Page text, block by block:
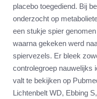
placebo toegediend. Bij
onderzocht op
een stukje spier
waarna gekeken werd
spiervezels. Er bleek
controlegroep nauwelijks
valt te bekijken op
Lichtenbelt WD, Ebbing